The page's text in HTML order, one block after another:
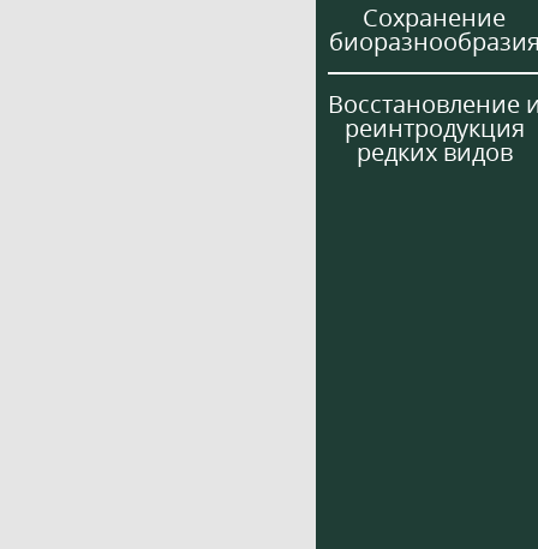
Сохранение
Восстановление
реинтродукция
редких видов